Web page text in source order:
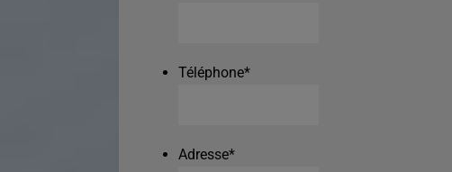
Téléphone*
Adresse*